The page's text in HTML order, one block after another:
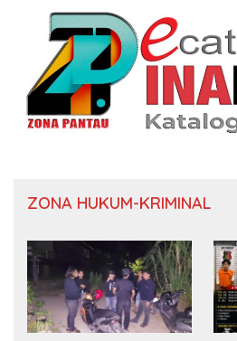
ZONA HUKUM-KRIMINAL